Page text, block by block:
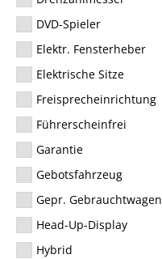
DVD-Spieler
Elektr. Fensterheber
Elektrische Sitze
Freisprecheinrichtung
Führerscheinfrei
Garantie
Gebotsfahrzeug
Gepr. Gebrauchtwagen
Head-Up-Display
Hybrid